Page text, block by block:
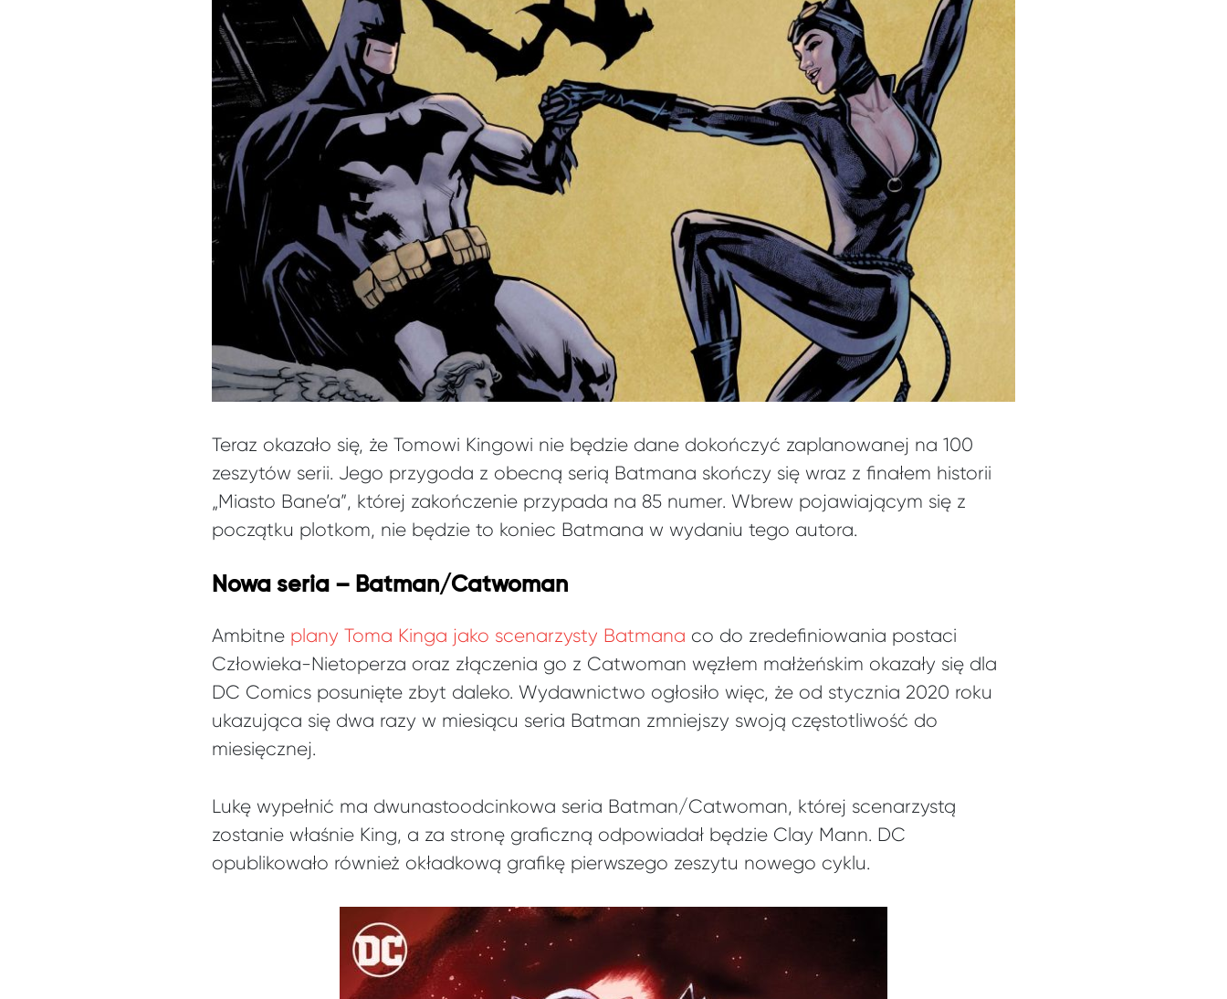
Teraz okazało się, że Tomowi Kingowi nie będzie dane dokończyć zaplanowanej na 100
zeszytów serii. Jego przygoda z obecną serią Batmana skończy się wraz z finałem historii
„Miasto Bane’a”, której zakończenie przypada na 85 numer. Wbrew pojawiającym się z
początku plotkom, nie będzie to koniec Batmana w wydaniu tego autora.
Nowa seria – Batman/Catwoman
Ambitne plany Toma Kinga jako scenarzysty Batmana co do zredefiniowania postaci
Człowieka-Nietoperza oraz złączenia go z Catwoman węzłem małżeńskim okazały się dla
DC Comics posunięte zbyt daleko. Wydawnictwo ogłosiło więc, że od stycznia 2020 roku
ukazująca się dwa razy w miesiącu seria Batman zmniejszy swoją częstotliwość do
miesięcznej.
Lukę wypełnić ma dwunastoodcinkowa seria Batman/Catwoman, której scenarzystą
zostanie właśnie King, a za stronę graficzną odpowiadał będzie Clay Mann. DC
opublikowało również okładkową grafikę pierwszego zeszytu nowego cyklu.